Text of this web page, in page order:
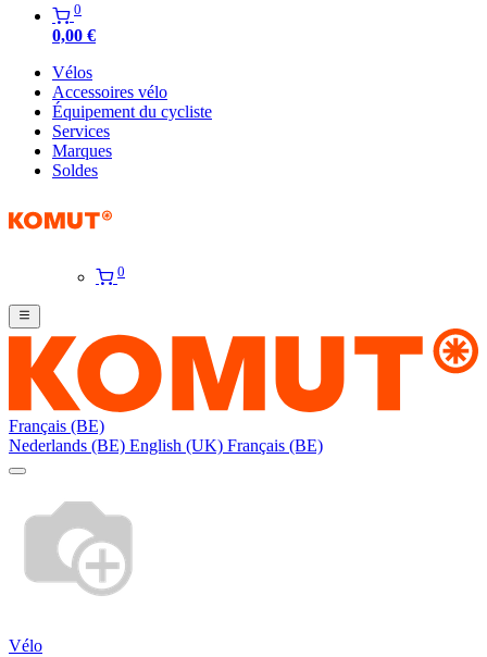
0
0,00 €
Vélos
Accessoires vélo
Équipement du cycliste
Services
Marques
Soldes
0
Français (BE)
Nederlands (BE) English (UK) Français (BE)
Vélo